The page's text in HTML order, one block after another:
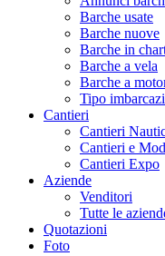
Barche usate
Barche nuove
Barche in
Barche a vela
Barche a
Tipo
Cantieri
Cantieri
Cantieri e
Cantieri Expo
Aziende
Venditori
Tutte le
Quotazioni
Foto